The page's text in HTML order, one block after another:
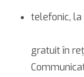
telefonic, la
gratuit în